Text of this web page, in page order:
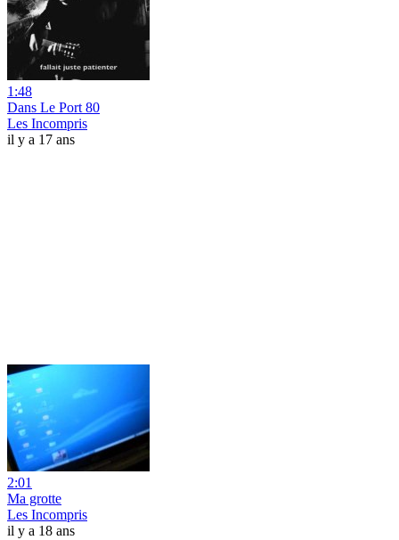
1:48
Dans Le Port 80
Les Incompris
il y a 17 ans
2:01
Ma grotte
Les Incompris
il y a 18 ans